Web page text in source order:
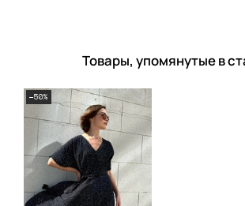
Товары, упомянутые в
-50%